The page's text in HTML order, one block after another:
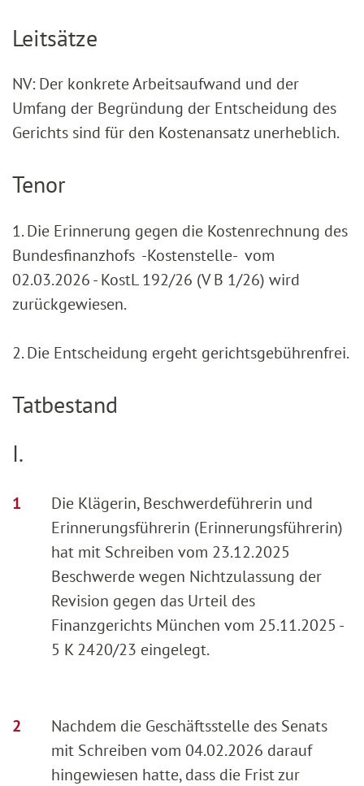
Leitsätze
NV: Der konkrete Arbeitsaufwand und der
Umfang der Begründung der Entscheidung des
Gerichts sind für den Kostenansatz unerheblich.
Tenor
1. Die Erinnerung gegen die Kostenrechnung des
Bundesfinanzhofs -Kostenstelle- vom
02.03.2026 - KostL 192/26 (V B 1/26) wird
zurückgewiesen.
2. Die Entscheidung ergeht gerichtsgebührenfrei.
Tatbestand
I.
Die Klägerin, Beschwerdeführerin und
Erinnerungsführerin (Erinnerungsführerin)
hat mit Schreiben vom 23.12.2025
Beschwerde wegen Nichtzulassung der
Revision gegen das Urteil des
Finanzgerichts München vom 25.11.2025 -
5 K 2420/23 eingelegt.
Nachdem die Geschäftsstelle des Senats
mit Schreiben vom 04.02.2026 darauf
hingewiesen hatte, dass die Frist zur